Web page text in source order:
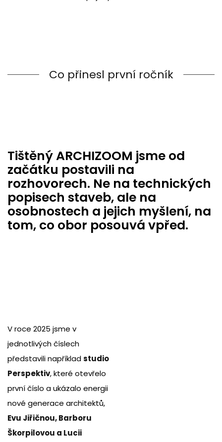
Co přinesl první ročník
Tištěný ARCHIZOOM jsme od
začátku postavili na
rozhovorech. Ne na technických
popisech staveb, ale na
osobnostech a jejich myšlení, na
tom, co obor posouvá vpřed.
V roce 2025 jsme v
jednotlivých číslech
představili napříkladstudio
Perspektiv, které otevřelo
první číslo a ukázalo energii
nové generace architektů,
Evu Jiřičnou, Barboru
Škorpilovou a Lucii